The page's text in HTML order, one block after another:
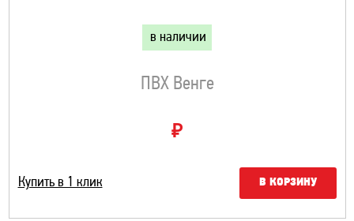
в наличии
ПВХ Венге
₽
Купить в 1 клик В КОРЗИНУ